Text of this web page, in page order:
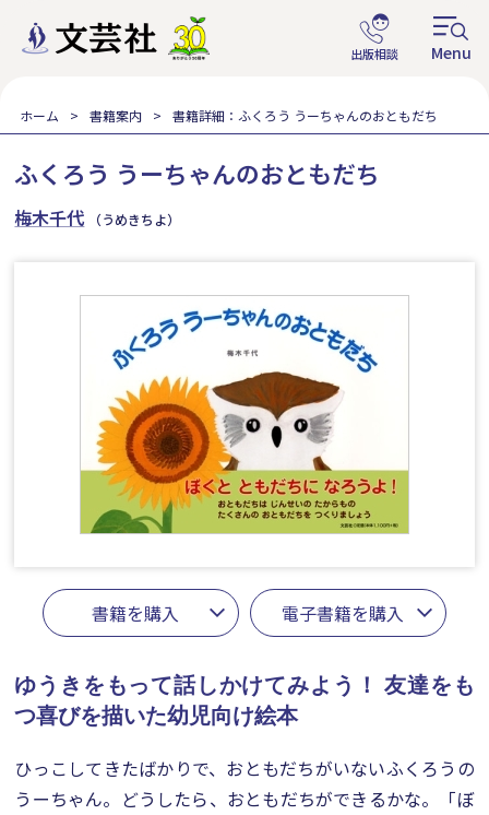
ホーム 書籍案内 書籍詳細：ふくろう うーちゃんのおともだち
ふくろう うーちゃんのおともだち
梅木千代 （うめきちよ）
書籍を購入 電子書籍を購入
ゆうきをもって話しかけてみよう！ 友達をも
つ喜びを描いた幼児向け絵本
ひっこしてきたばかりで、おともだちがいないふくろうの
うーちゃん。どうしたら、おともだちができるかな。「ぼ